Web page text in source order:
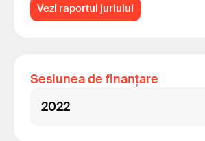
Vezi raportul juriului
Sesiunea de finanțare
2022